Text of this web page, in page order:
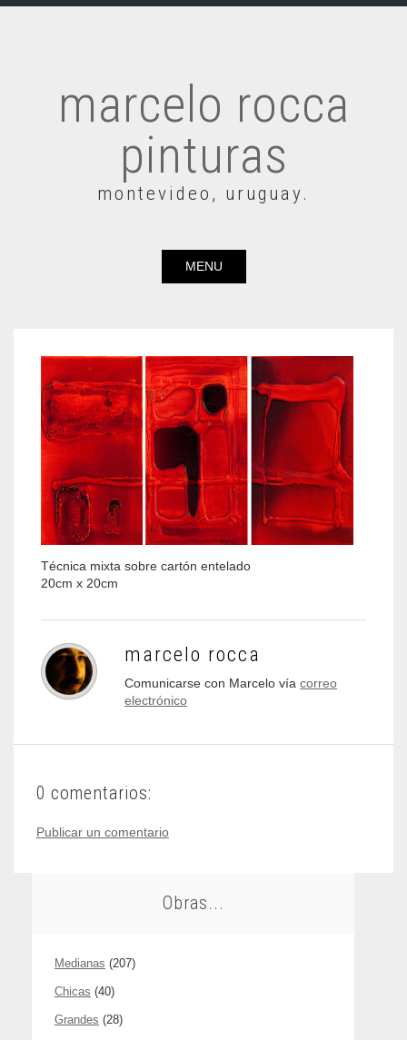
marcelo rocca
pinturas
montevideo, uruguay.
MENU
Técnica mixta sobre cartón entelado
20cm x 20cm
marcelo rocca
Comunicarse con Marcelo vía correo
electrónico
0 comentarios:
Publicar un comentario
Obras...
Medianas (207)
Chicas (40)
Grandes (28)